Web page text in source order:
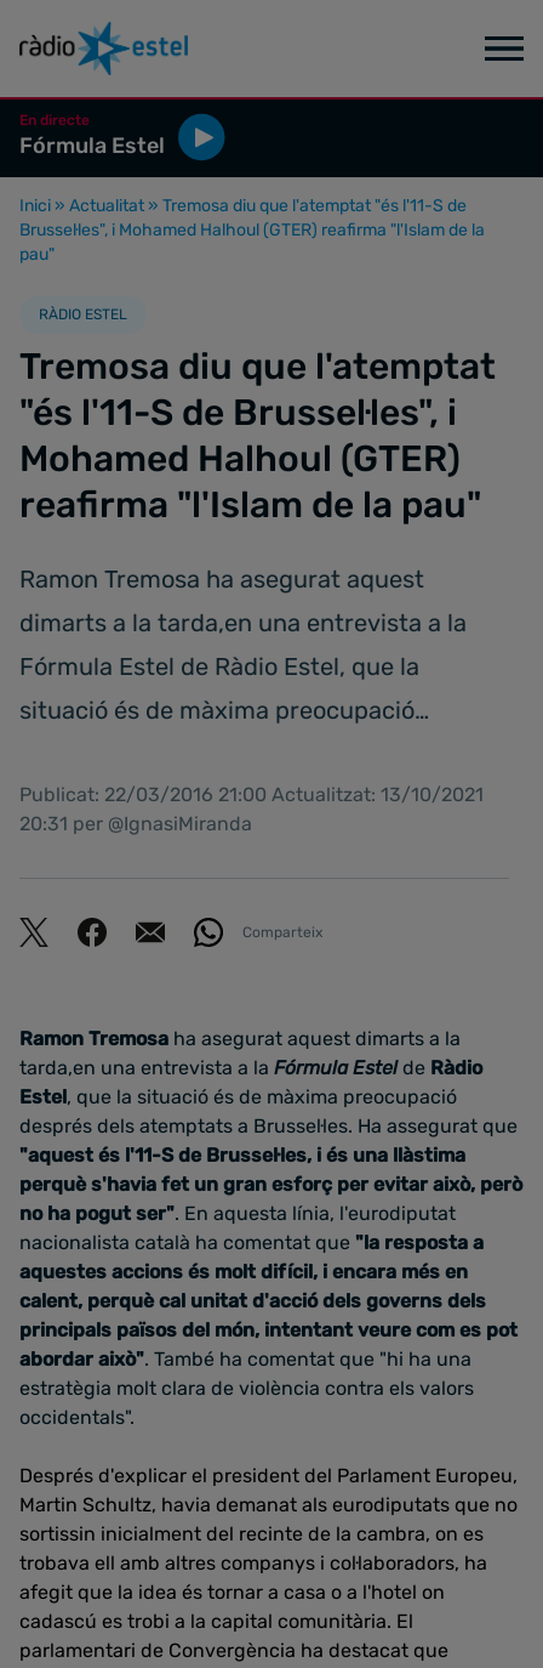
En directe
Fórmula Estel
Inici » Actualitat » Tremosa diu que l'atemptat "és l'11-S de
Brussel·les", i Mohamed Halhoul (GTER) reafirma "l'Islam de la
pau"
RÀDIO ESTEL
Tremosa diu que l'atemptat
"és l'11-S de Brussel·les", i
Mohamed Halhoul (GTER)
reafirma "l'Islam de la pau"
Ramon Tremosa ha asegurat aquest
dimarts a la tarda,en una entrevista a la
Fórmula Estel de Ràdio Estel, que la
situació és de màxima preocupació…
Publicat: 22/03/2016 21:00 Actualitzat: 13/10/2021
20:31 per @IgnasiMiranda
Comparteix
Ramon Tremosa ha asegurat aquest dimarts a la
tarda,en una entrevista a la Fórmula Estelde Ràdio
Estel, que la situació és de màxima preocupació
després dels atemptats a Brussel·les. Ha assegurat que
"aquest és l'11-S de Brussel·les, i és una llàstima
perquè s'havia fet un gran esforç per evitar això, però
no ha pogut ser". En aquesta línia, l'eurodiputat
nacionalista català ha comentat que "la resposta a
aquestes accions és molt difícil, i encara més en
calent, perquè cal unitat d'acció dels governs dels
principals països del món, intentant veure com es pot
abordar això". També ha comentat que "hi ha una
estratègia molt clara de violència contra els valors
occidentals".
Després d'explicar el president del Parlament Europeu,
Martin Schultz, havia demanat als eurodiputats que no
sortissin inicialment del recinte de la cambra, on es
trobava ell amb altres companys i col·laboradors, ha
afegit que la idea és tornar a casa o a l'hotel on
cadascú es trobi a la capital comunitària. El
parlamentari de Convergència ha destacat que